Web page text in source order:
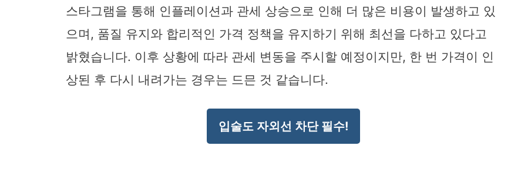
스타그램을 통해 인플레이션과 관세 상승으로 인해 더 많은 비용이 발생하고 있
으며, 품질 유지와 합리적인 가격 정책을 유지하기 위해 최선을 다하고 있다고
밝혔습니다. 이후 상황에 따라 관세 변동을 주시할 예정이지만, 한 번 가격이 인
상된 후 다시 내려가는 경우는 드믄 것 같습니다.
입술도 자외선 차단 필수!